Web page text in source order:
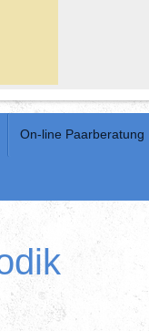
On-line Paarberatung